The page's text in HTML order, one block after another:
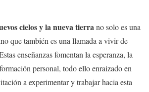
cielos y la nueva tierrano solo es una
que también es una llamada a vivir de
enseñanzas fomentan la esperanza, la
personal, todo ello enraizado en
a experimentar y trabajar hacia esta